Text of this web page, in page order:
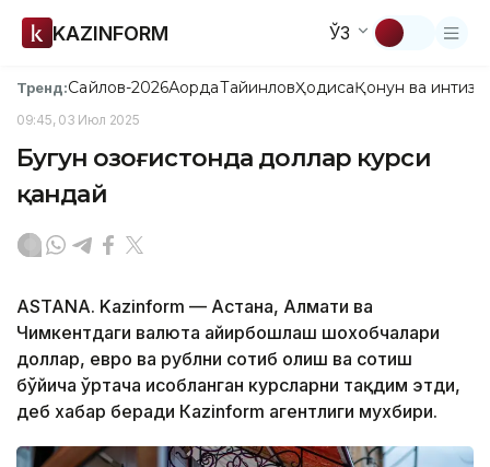
KAZINFORM ЎЗ
Тренд:Сайлов-2026АқордаТайинловҲодисаҚонун ва
09:45, 03 Июл 2025
Бугун Қозоғистонда доллар курси
қандай
ASTANA. Kazinform — Астана, Алмати ва
Чимкентдаги валюта айирбошлаш шохобчалари
доллар, евро ва рублни сотиб олиш ва сотиш
бўйича ўртача ҳисобланган курсларни тақдим этди,
деб хабар беради Кazinform агентлиги мухбири.